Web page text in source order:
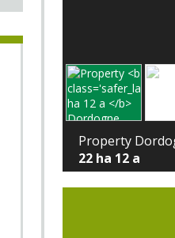
Property
22 ha 12 a